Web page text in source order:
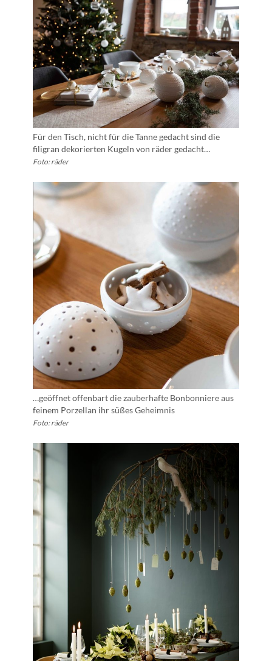
Für den Tisch, nicht für die Tanne gedacht sind die
filigran dekorierten Kugeln von räder gedacht…
Foto: räder
…geöffnet offenbart die zauberhafte Bonbonniere aus
feinem Porzellan ihr süßes Geheimnis
Foto: räder